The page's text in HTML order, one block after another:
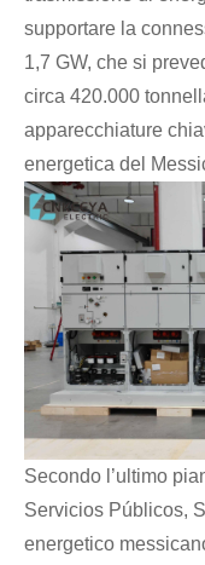
supportare la
1,7 GW, che si
circa 420.000
apparecchiature
energetica del
Secondo l’ultimo
Servicios Públicos,
energetico